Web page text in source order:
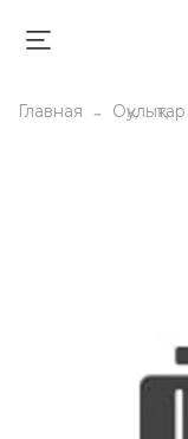
Главная Оқулықтар